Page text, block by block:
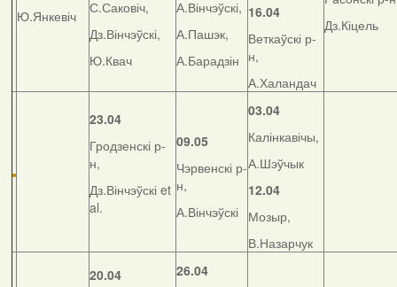
Ю.Янкевіч
С.Саковіч,
Дз.Вінчэўскі,
Ю.Квач
А.Вінчэўскі,
А.Пашэк,
А.Барадзін
16.04
Веткаўскі р-
н,
А.Халандач
Дз.Кіцель
23.04
Гродзенскі р-
н,
Дз.Вінчэўскі et
al.
09.05
Чэрвенскі р-
н,
А.Вінчэўскі
03.04
Калінкавічы,
А.Шэўчык
12.04
Мозыр,
В.Назарчук
20.04
26.04